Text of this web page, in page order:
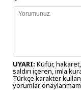
UYARI: Küfür,
saldırı içeren, imla
Türkçe karakter
yorumlar